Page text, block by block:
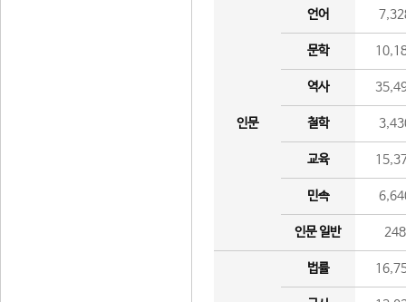
인문
언어
문학
역사
철학
교육
민속
인문 일반 248
법률